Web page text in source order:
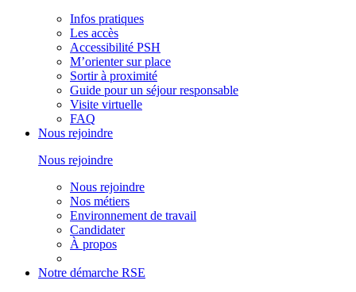
Infos pratiques
Les accès
Accessibilité PSH
M’orienter sur place
Sortir à proximité
Guide pour un séjour responsable
Visite virtuelle
FAQ
Nous rejoindre
Nous rejoindre
Nous rejoindre
Nos métiers
Environnement de travail
Candidater
À propos
Notre démarche RSE